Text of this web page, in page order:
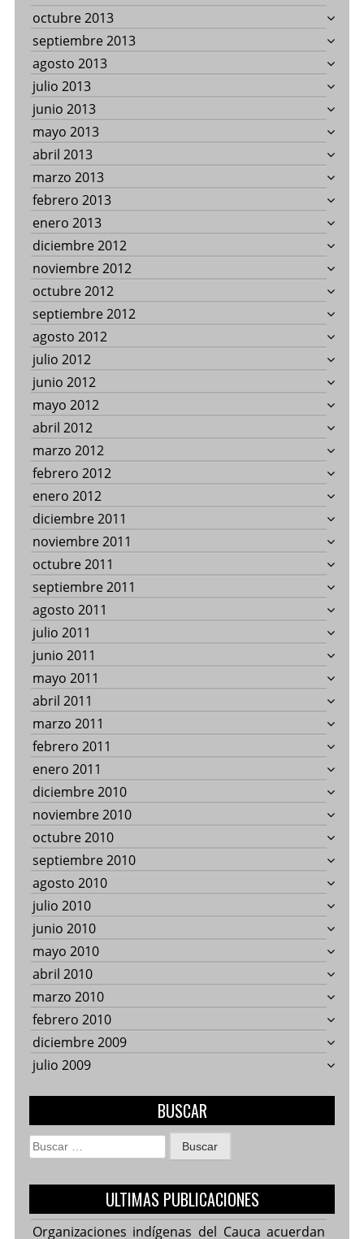
octubre 2013
septiembre 2013
agosto 2013
julio 2013
junio 2013
mayo 2013
abril 2013
marzo 2013
febrero 2013
enero 2013
diciembre 2012
noviembre 2012
octubre 2012
septiembre 2012
agosto 2012
julio 2012
junio 2012
mayo 2012
abril 2012
marzo 2012
febrero 2012
enero 2012
diciembre 2011
noviembre 2011
octubre 2011
septiembre 2011
agosto 2011
julio 2011
junio 2011
mayo 2011
abril 2011
marzo 2011
febrero 2011
enero 2011
diciembre 2010
noviembre 2010
octubre 2010
septiembre 2010
agosto 2010
julio 2010
junio 2010
mayo 2010
abril 2010
marzo 2010
febrero 2010
diciembre 2009
julio 2009
BUSCAR
Buscar:
ULTIMAS PUBLICACIONES
Organizaciones indígenas del Cauca acuerdan